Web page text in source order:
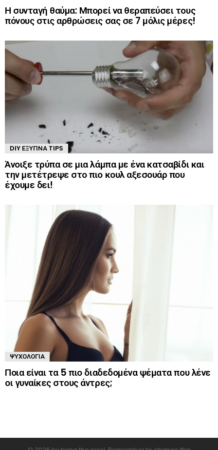
Η συνταγή θαύμα: Μπορεί να θεραπεύσει τους
πόνους στις αρθρώσεις σας σε 7 μόλις μέρες!
DIY ΈΞΥΠΝΑ TIPS
Άνοιξε τρύπα σε μια λάμπα με ένα κατσαβίδι και
την μετέτρεψε στο πιο κουλ αξεσουάρ που
έχουμε δει!
ΨΥΧΟΛΟΓΊΑ
Ποια είναι τα 5 πιο διαδεδομένα ψέματα που λένε
οι γυναίκες στους άντρες;